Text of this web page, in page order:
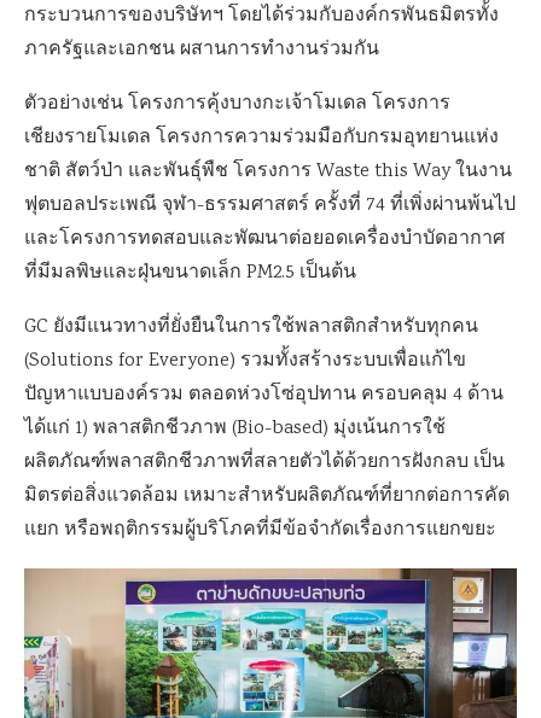
กระบวนการของบริษัทฯ โดยได้ร่วมกับองค์กรพันธมิตรทั้ง
ภาครัฐและเอกชน ผสานการทำงานร่วมกัน
ตัวอย่างเช่น โครงการคุ้งบางกะเจ้าโมเดล โครงการ
เชียงรายโมเดล โครงการความร่วมมือกับกรมอุทยานแห่ง
ชาติ สัตว์ป่า และพันธุ์พืช โครงการ Waste this Way ในงาน
ฟุตบอลประเพณี จุฬา-ธรรมศาสตร์ ครั้งที่ 74 ที่เพิ่งผ่านพ้นไป
และโครงการทดสอบและพัฒนาต่อยอดเครื่องบำบัดอากาศ
ที่มีมลพิษและฝุ่นขนาดเล็ก PM2.5 เป็นต้น
GC ยังมีแนวทางที่ยั่งยืนในการใช้พลาสติกสำหรับทุกคน
(Solutions for Everyone) รวมทั้งสร้างระบบเพื่อแก้ไข
ปัญหาแบบองค์รวม ตลอดห่วงโซ่อุปทาน ครอบคลุม 4 ด้าน
ได้แก่ 1) พลาสติกชีวภาพ (Bio-based) มุ่งเน้นการใช้
ผลิตภัณฑ์พลาสติกชีวภาพที่สลายตัวได้ด้วยการฝังกลบ เป็น
มิตรต่อสิ่งแวดล้อม เหมาะสำหรับผลิตภัณฑ์ที่ยากต่อการคัด
แยก หรือพฤติกรรมผู้บริโภคที่มีข้อจำกัดเรื่องการแยกขยะ